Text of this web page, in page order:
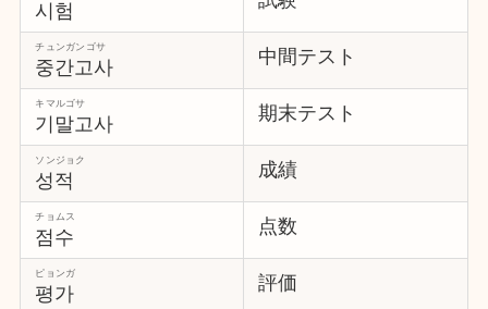
시험
중간고사
チュンガンゴサ 中間テスト
기말고사
キマルゴサ 期末テスト
성적
ソンジョク 成績
점수
チョムス 点数
평가
ピョンガ 評価